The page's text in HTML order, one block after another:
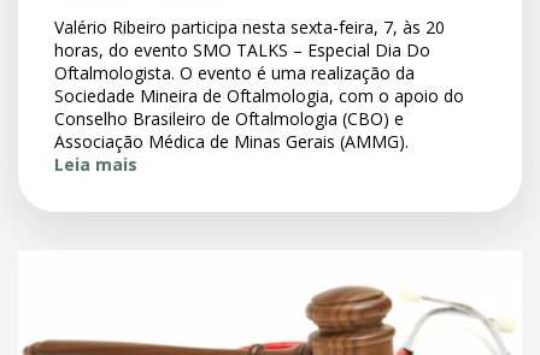
Valério Ribeiro participa nesta sexta-feira, 7, às 20
horas, do evento SMO TALKS – Especial Dia Do
Oftalmologista. O evento é uma realização da
Sociedade Mineira de Oftalmologia, com o apoio do
Conselho Brasileiro de Oftalmologia (CBO) e
Associação Médica de Minas Gerais (AMMG).
Leia mais